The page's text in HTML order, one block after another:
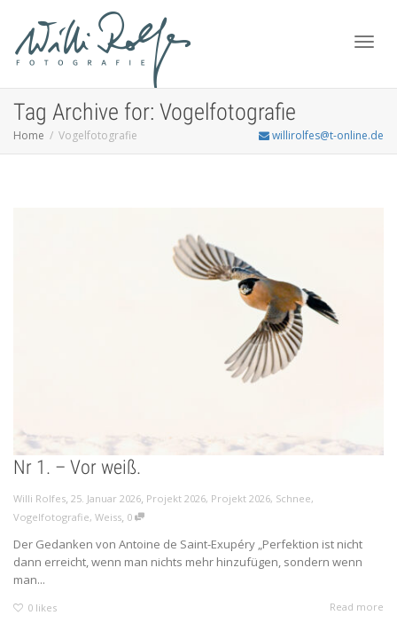
Tag Archive for: Vogelfotografie
Home Vogelfotografie willirolfes@t-online.de
Nr 1. – Vor weiß.
Willi Rolfes, 25. Januar 2026, Projekt 2026, Projekt 2026, Schnee,
Vogelfotografie, Weiss, 0
Der Gedanken von Antoine de Saint-Exupéry „Perfektion ist nicht
dann erreicht, wenn man nichts mehr hinzufügen, sondern wenn
man...
0 likes Read more